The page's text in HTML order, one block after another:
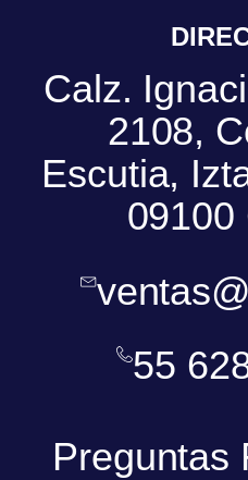
Calz.
2108,
Escutia,
09100
55
Preguntas